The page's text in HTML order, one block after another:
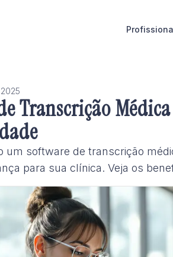
Transcrição
um software de transcrição
para sua clínica. Veja os